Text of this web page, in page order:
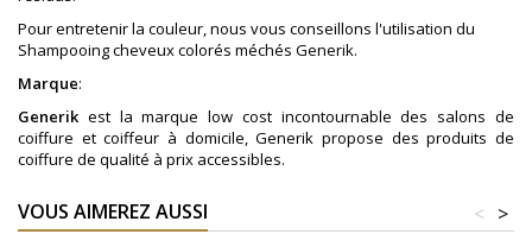
Pour entretenir la couleur, nous vous conseillons l'utilisation du
Shampooing cheveux colorés méchés Generik.
Marque:
Generikest la marque low cost incontournable des salons de
coiffure et coiffeur à domicile, Generik propose des produits de
coiffure de qualité à prix accessibles.
VOUS AIMEREZ AUSSI >
<